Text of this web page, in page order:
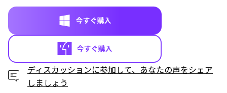
ディスカッションに参加して、あなたの声をシェア
しましょう